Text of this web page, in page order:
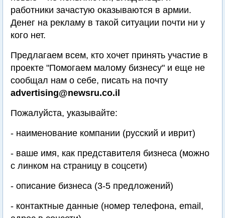
работники зачастую оказываются в армии.
Денег на рекламу в такой ситуации почти ни у
кого нет.
Предлагаем всем, кто хочет принять участие в
проекте "Помогаем малому бизнесу" и еще не
сообщал нам о себе, писать на почту
advertising@newsru.co.il
Пожалуйста, указывайте:
- наименование компании (русский и иврит)
- ваше имя, как представителя бизнеса (можно
с линком на страницу в соцсети)
- описание бизнеса (3-5 предложений)
- контактные данные (номер телефона, email,